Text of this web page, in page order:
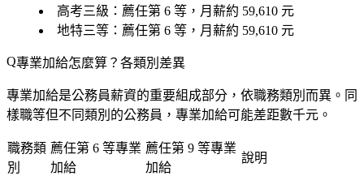
高考三級 ：薦任第 6 等，月薪約 59,610 元
地特三等 ：薦任第 6 等，月薪約 59,610 元
專業加給怎麼算？各類別差異
專業加給是公務員薪資的重要組成部分，依職務類別而異。同
樣職等但不同類別的公務員，專業加給可能差距數千元。
職務類
別
薦任第 6 等專業
加給
薦任第 9 等專業
加給
說明